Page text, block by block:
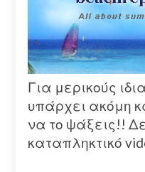
Για μερικούς
υπάρχει ακόμη
να το ψάξεις!!
καταπληκτικό